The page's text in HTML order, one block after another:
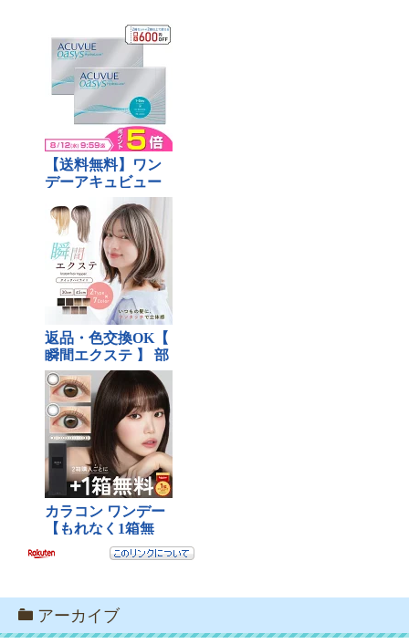
アーカイブ